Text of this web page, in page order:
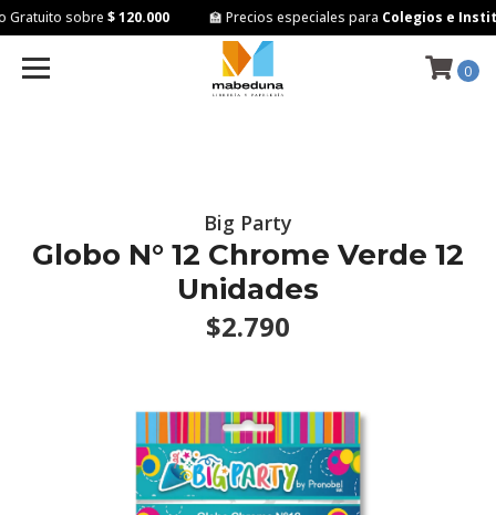
sobre$ 120.000 🏫 Precios especiales paraColegios e
0
Big Party
Globo N° 12 Chrome Verde 12
Unidades
$2.790